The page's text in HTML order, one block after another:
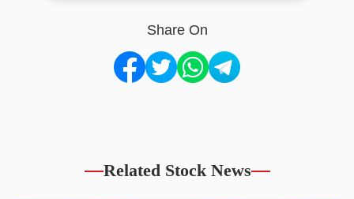
Share On
Related Stock News